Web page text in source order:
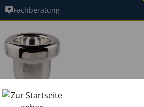
Fachberatung